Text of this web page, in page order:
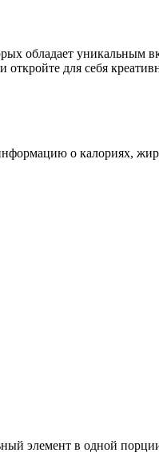
обладает уникальным
для себя
о калориях,
элемент в одной